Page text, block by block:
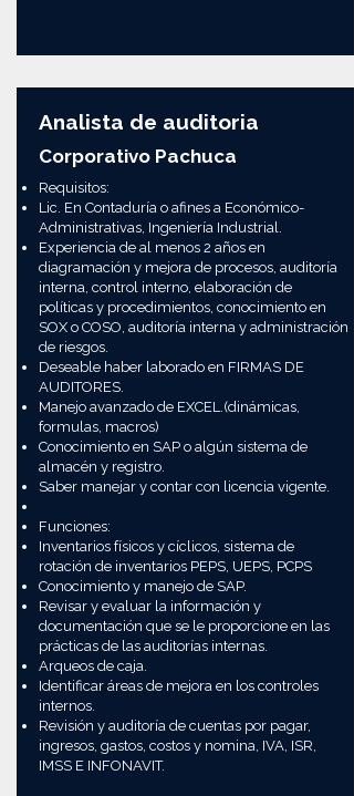
Analista de auditoria
Corporativo Pachuca
Requisitos:
Lic. En Contaduría o afines a Económico-
Administrativas, Ingeniería Industrial.
Experiencia de al menos 2 años en
diagramación y mejora de procesos, auditoría
interna, control interno, elaboración de
políticas y procedimientos, conocimiento en
SOX o COSO, auditoría interna y administración
de riesgos.
Deseable haber laborado en FIRMAS DE
AUDITORES.
Manejo avanzado de EXCEL.(dinámicas,
formulas, macros)
Conocimiento en SAP o algún sistema de
almacén y registro.
Saber manejar y contar con licencia vigente.
Funciones:
Inventarios físicos y cíclicos, sistema de
rotación de inventarios PEPS, UEPS, PCPS
Conocimiento y manejo de SAP.
Revisar y evaluar la información y
documentación que se le proporcione en las
prácticas de las auditorías internas.
Arqueos de caja.
Identificar áreas de mejora en los controles
internos.
Revisión y auditoría de cuentas por pagar,
ingresos, gastos, costos y nomina, IVA, ISR,
IMSS E INFONAVIT.